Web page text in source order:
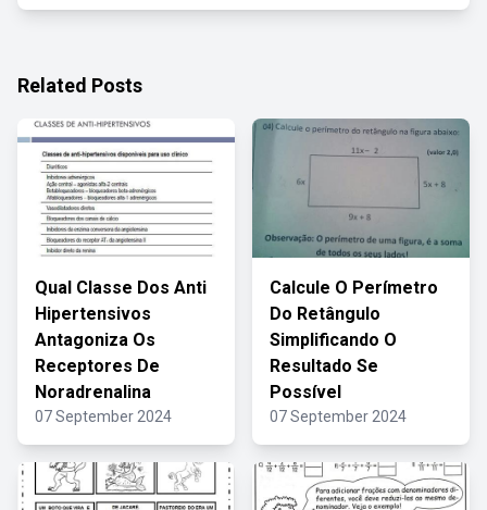
Related Posts
Qual Classe Dos Anti
Hipertensivos
Antagoniza Os
Receptores De
Noradrenalina
07 September 2024
Calcule O Perímetro
Do Retângulo
Simplificando O
Resultado Se
Possível
07 September 2024